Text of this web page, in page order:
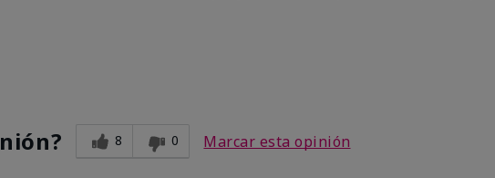
8 0 Marcar esta opinión